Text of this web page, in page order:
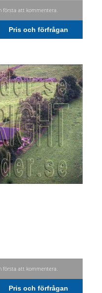
första att kommentera.
Pris och förfrågan
första att kommentera.
Pris och förfrågan